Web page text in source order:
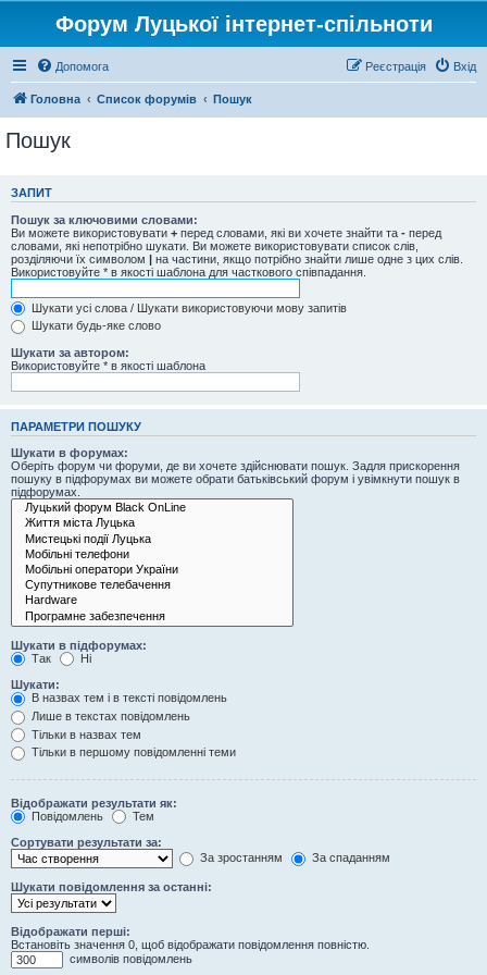
Форум Луцької інтернет-спільноти
Допомога Вхід
Реєстрація
Головна Список форумів Пошук
Пошук
ЗАПИТ
Пошук за ключовими словами:
Ви можете використовувати + перед словами, які ви хочете знайти та - перед
словами, які непотрібно шукати. Ви можете використовувати список слів,
розділяючи їх символом | на частини, якщо потрібно знайти лише одне з цих слів.
Використовуйте * в якості шаблона для часткового співпадання.
Шукати усі слова / Шукати використовуючи мову запитів
Шукати будь-яке слово
Шукати за автором:
Використовуйте * в якості шаблона
ПАРАМЕТРИ ПОШУКУ
Шукати в форумах:
Оберіть форум чи форуми, де ви хочете здійснювати пошук. Задля прискорення
пошуку в підфорумах ви можете обрати батьківський форум і увімкнути пошук в
підфорумах.
Шукати в підфорумах:
Так
Ні
Шукати:
В назвах тем і в тексті повідомлень
Лише в текстах повідомлень
Тільки в назвах тем
Тільки в першому повідомленні теми
Відображати результати як:
Повідомлень
Тем
Сортувати результати за:
За зростанням
За спаданням
Шукати повідомлення за останні:
Відображати перші:
Встановіть значення 0, щоб відображати повідомлення повністю.
символів повідомлень